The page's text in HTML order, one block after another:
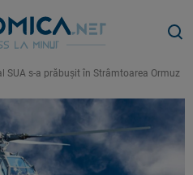
SUA s-a prăbuşit în Strâmtoarea Ormuz